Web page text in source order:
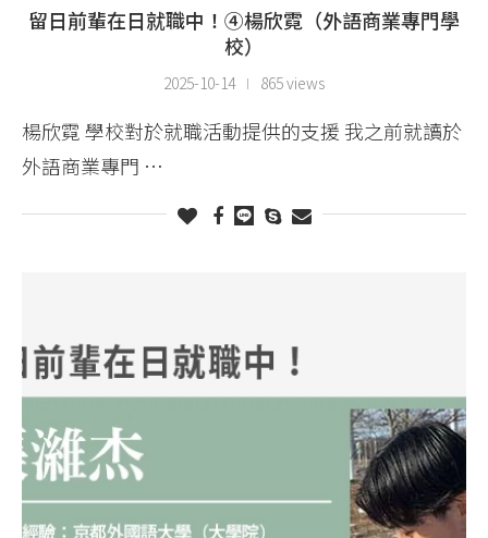
留日前輩在日就職中！④楊欣霓（外語商業專門學
校）
2025-10-14 865 views
楊欣霓 學校對於就職活動提供的支援 我之前就讀於
外語商業專門 …